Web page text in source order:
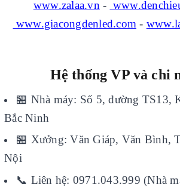
www.zalaa.vn -
www.giacongdenled.com -
Hệ thống VP và chi
🏪 Nhà máy: Số 5, đường TS13,
Bắc Ninh
🏪 Xưởng: Văn Giáp, Văn Bình,
Nội
📞 Liên hệ: 0971.043.999 (Nhà